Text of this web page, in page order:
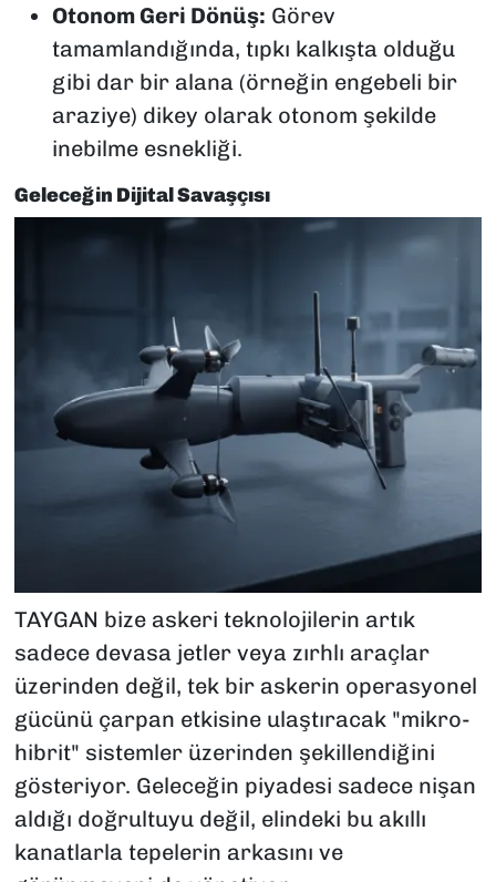
Otonom Geri Dönüş: Görev
tamamlandığında, tıpkı kalkışta olduğu
gibi dar bir alana (örneğin engebeli bir
araziye) dikey olarak otonom şekilde
inebilme esnekliği.
Geleceğin Dijital Savaşçısı
TAYGAN bize askeri teknolojilerin artık
sadece devasa jetler veya zırhlı araçlar
üzerinden değil, tek bir askerin operasyonel
gücünü çarpan etkisine ulaştıracak "mikro-
hibrit" sistemler üzerinden şekillendiğini
gösteriyor. Geleceğin piyadesi sadece nişan
aldığı doğrultuyu değil, elindeki bu akıllı
kanatlarla tepelerin arkasını ve